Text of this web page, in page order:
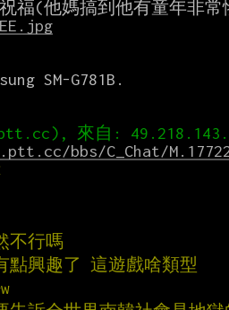
SM-G781B.
bbs/C_Chat/
不行嗎
點興趣了 這遊戲啥類型